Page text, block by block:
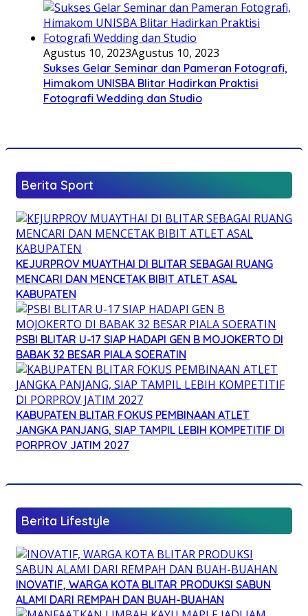
Agustus 10, 2023Agustus 10, 2023
Sukses Gelar Seminar dan Pameran Fotografi,
Himakom UNISBA Blitar Hadirkan Praktisi
Fotografi Wedding dan Studio
Berita Sport
KEJURPROV MUAYTHAI DI BLITAR SEBAGAI RUANG
MENCARI DAN MENCETAK BIBIT ATLET ASAL
KABUPATEN
PSBI BLITAR U-17 SIAP HADAPI GEN B MOJOKERTO DI
BABAK 32 BESAR PIALA SOERATIN
KABUPATEN BLITAR FOKUS PEMBINAAN ATLET
JANGKA PANJANG, SIAP TAMPIL LEBIH KOMPETITIF DI
PORPROV JATIM 2027
Berita Lifestyle
INOVATIF, WARGA KOTA BLITAR PRODUKSI SABUN
ALAMI DARI REMPAH DAN BUAH-BUAHAN